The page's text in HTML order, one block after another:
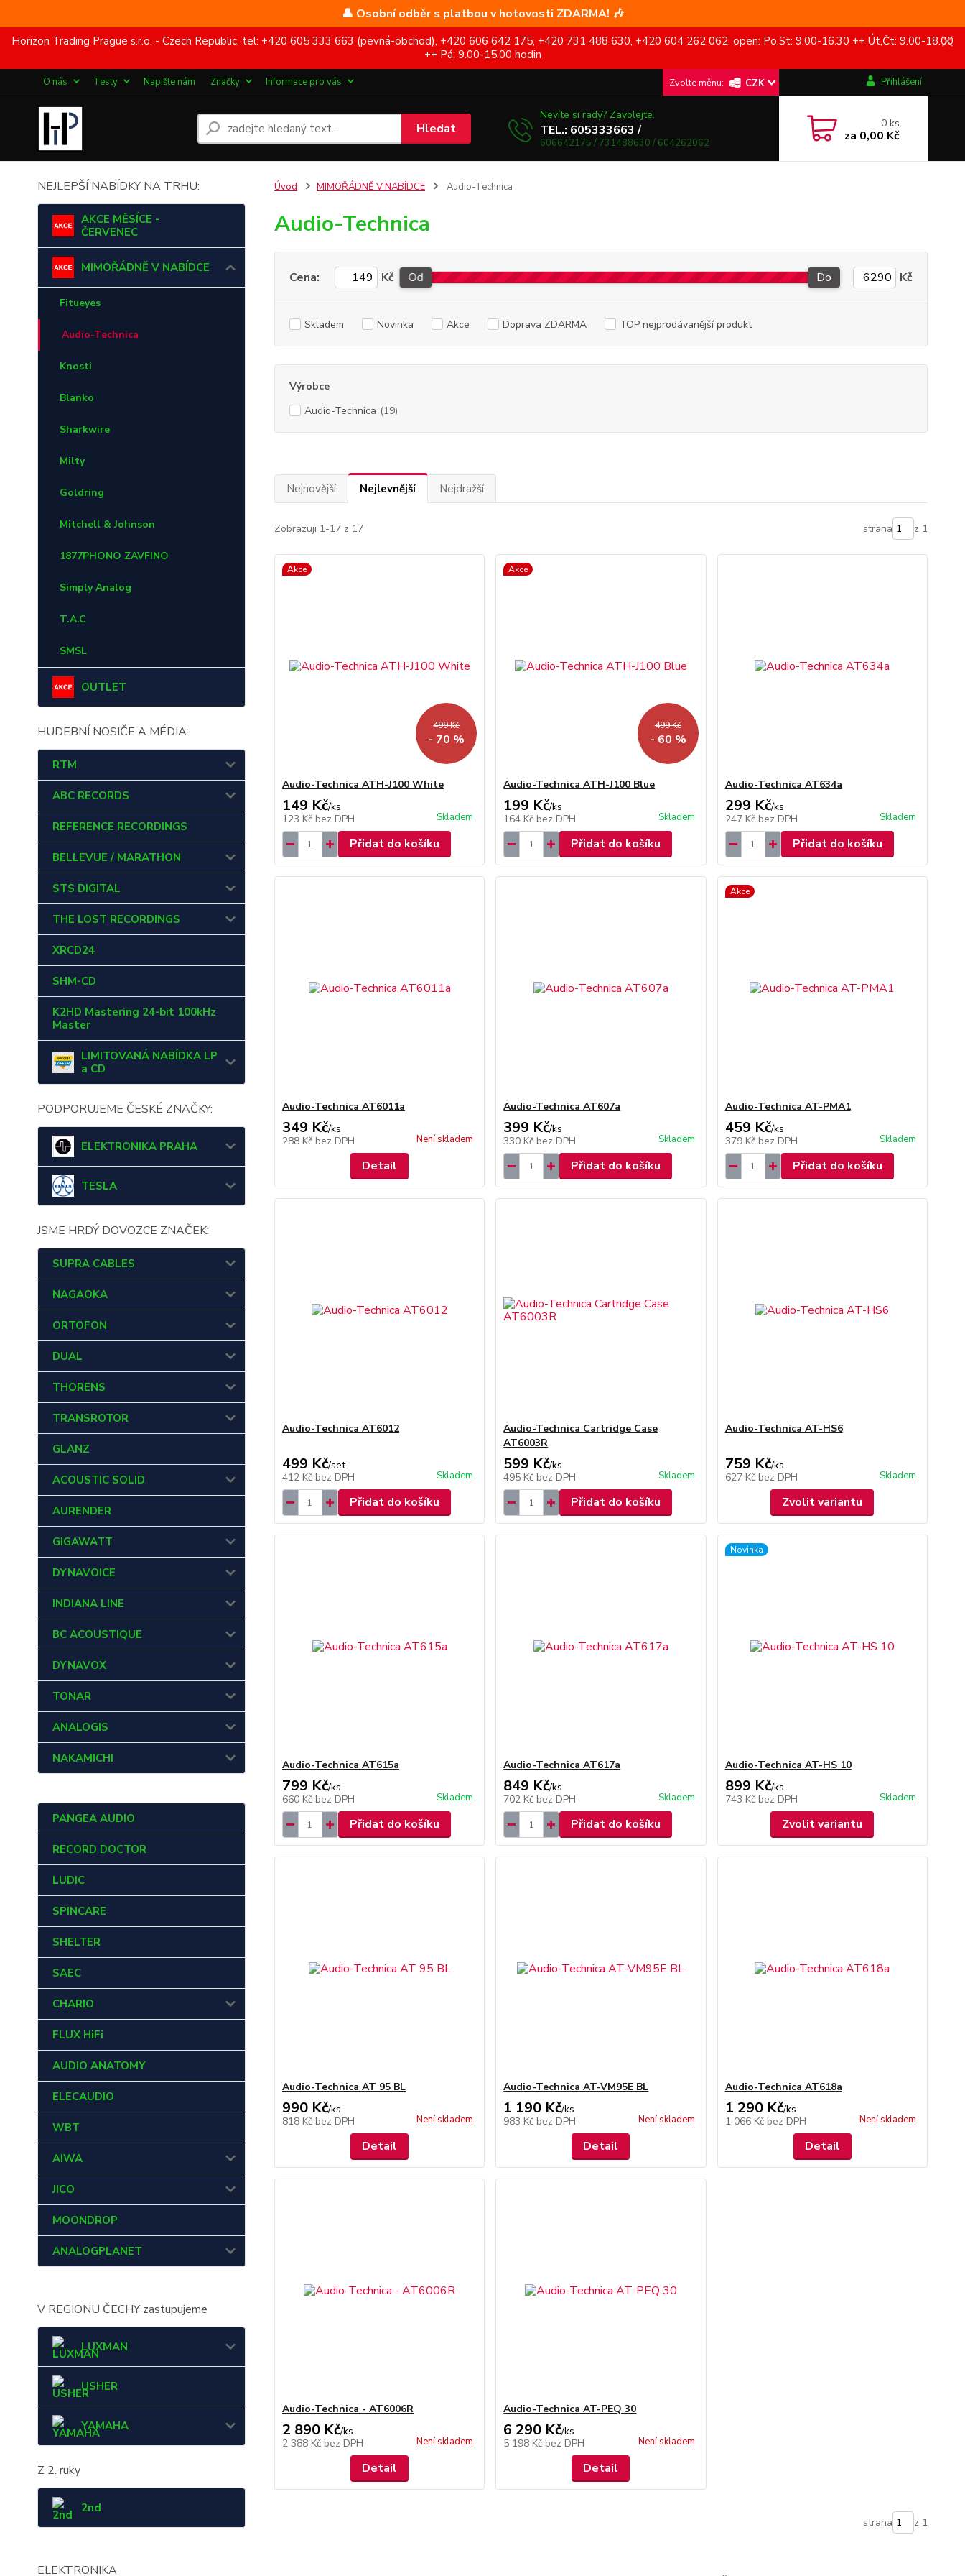
👤 Osobní odběr s platbou v hotovosti ZDARMA! 🎶
Horizon Trading Prague s.r.o. - Czech Republic, tel: +420 605 333 663 (pevná-obchod), +420 606 642 175, +420 731 488 630, +420 604 262 062, open: Po,St: 9.00-16.30 ++ Út,Čt: 9.00-18.00
++ Pá: 9.00-15.00 hodin
O nás Testy Napište nám Značky Informace pro vás CZK Přihlášení
Hledat
Nevíte si rady? Zavolejte.
TEL.: 605333663 /
606642175 / 731488630 / 604262062
0ks
za 0,00 Kč
NEJLEPŠÍ NABÍDKY NA TRHU:
AKCE MĚSÍCE -
ČERVENEC
MIMOŘÁDNĚ V NABÍDCE
Fitueyes
Audio-Technica
Knosti
Blanko
Sharkwire
Milty
Goldring
Mitchell & Johnson
1877PHONO ZAVFINO
Simply Analog
T.A.C
SMSL
OUTLET
HUDEBNÍ NOSIČE A MÉDIA:
RTM
ABC RECORDS
REFERENCE RECORDINGS
BELLEVUE / MARATHON
STS DIGITAL
THE LOST RECORDINGS
XRCD24
SHM-CD
K2HD Mastering 24-bit 100kHz
Master
LIMITOVANÁ NABÍDKA LP
a CD
PODPORUJEME ČESKÉ ZNAČKY:
ELEKTRONIKA PRAHA
TESLA
JSME HRDÝ DOVOZCE ZNAČEK:
SUPRA CABLES
NAGAOKA
ORTOFON
DUAL
THORENS
TRANSROTOR
GLANZ
ACOUSTIC SOLID
AURENDER
GIGAWATT
DYNAVOICE
INDIANA LINE
BC ACOUSTIQUE
DYNAVOX
TONAR
ANALOGIS
NAKAMICHI
PANGEA AUDIO
RECORD DOCTOR
LUDIC
SPINCARE
SHELTER
SAEC
CHARIO
FLUX HiFi
AUDIO ANATOMY
ELECAUDIO
WBT
AIWA
JICO
MOONDROP
ANALOGPLANET
V REGIONU ČECHY zastupujeme
LUXMAN
USHER
YAMAHA
Z 2. ruky
2nd
ELEKTRONIKA
Úvod MIMOŘÁDNĚ V NABÍDCE Audio-Technica
Audio-Technica
Cena: Kč Od Do Kč
Skladem Novinka Akce Doprava ZDARMA TOP nejprodávanější produkt
Výrobce
Audio-Technica (19)
Nejnovější Nejlevnější Nejdražší
Zobrazuji 1-17 z 17 strana z 1
Akce
499 Kč
- 70 %
Audio-Technica ATH-J100 White
149 Kč/ks
123 Kč bez DPH Skladem
Přidat do košíku
Akce
499 Kč
- 60 %
Audio-Technica ATH-J100 Blue
199 Kč/ks
164 Kč bez DPH Skladem
Přidat do košíku
Audio-Technica AT634a
299 Kč/ks
247 Kč bez DPH Skladem
Přidat do košíku
Audio-Technica AT6011a
349 Kč/ks
288 Kč bez DPH Není skladem
Detail
Audio-Technica AT607a
399 Kč/ks
330 Kč bez DPH Skladem
Přidat do košíku
Akce
Audio-Technica AT-PMA1
459 Kč/ks
379 Kč bez DPH Skladem
Přidat do košíku
Audio-Technica AT6012
499 Kč/set
412 Kč bez DPH Skladem
Přidat do košíku
Audio-Technica Cartridge Case
AT6003R
599 Kč/ks
495 Kč bez DPH Skladem
Přidat do košíku
Audio-Technica AT-HS6
759 Kč/ks
627 Kč bez DPH Skladem
Zvolit variantu
Audio-Technica AT615a
799 Kč/ks
660 Kč bez DPH Skladem
Přidat do košíku
Audio-Technica AT617a
849 Kč/ks
702 Kč bez DPH Skladem
Přidat do košíku
Novinka
Audio-Technica AT-HS 10
899 Kč/ks
743 Kč bez DPH Skladem
Zvolit variantu
Audio-Technica AT 95 BL
990 Kč/ks
818 Kč bez DPH Není skladem
Detail
Audio-Technica AT-VM95E BL
1 190 Kč/ks
983 Kč bez DPH Není skladem
Detail
Audio-Technica AT618a
1 290 Kč/ks
1 066 Kč bez DPH Není skladem
Detail
Audio-Technica - AT6006R
2 890 Kč/ks
2 388 Kč bez DPH Není skladem
Detail
Audio-Technica AT-PEQ 30
6 290 Kč/ks
5 198 Kč bez DPH Není skladem
Detail
strana z 1